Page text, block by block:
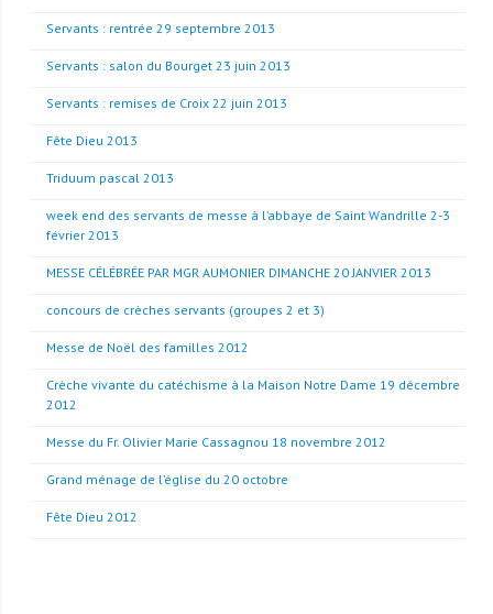
Servants : rentrée 29 septembre 2013
Servants : salon du Bourget 23 juin 2013
Servants : remises de Croix 22 juin 2013
Fête Dieu 2013
Triduum pascal 2013
week end des servants de messe à l’abbaye de Saint Wandrille 2-3
février 2013
MESSE CÉLÉBRÉE PAR MGR AUMONIER DIMANCHE 20 JANVIER 2013
concours de crèches servants (groupes 2 et 3)
Messe de Noël des familles 2012
Crèche vivante du catéchisme à la Maison Notre Dame 19 décembre
2012
Messe du Fr. Olivier Marie Cassagnou 18 novembre 2012
Grand ménage de l’église du 20 octobre
Fête Dieu 2012